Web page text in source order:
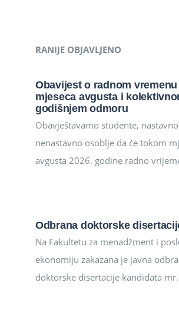
RANIJE OBJAVLJENO
Obavijest o radnom
mjeseca avgusta i
godišnjem odmoru
Obavještavamo studente,
nenastavno osoblje da će tokom
avgusta 2026. godine radno
Odbrana doktorske
Na Fakultetu za menadžment i
ekonomiju zakazana je javna
doktorske disertacije kandidata mr.